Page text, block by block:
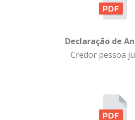
Declaração de
Credor pessoa